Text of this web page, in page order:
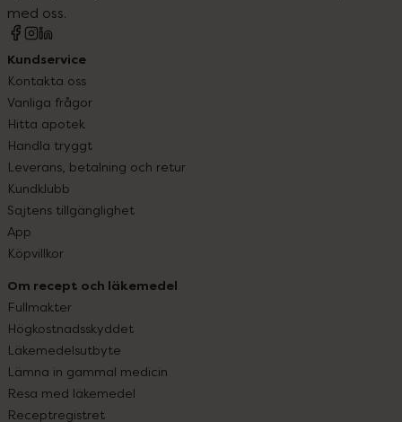
med oss.
Kundservice
Kontakta oss
Vanliga frågor
Hitta apotek
Handla tryggt
Leverans, betalning och retur
Kundklubb
Sajtens tillgänglighet
App
Köpvillkor
Om recept och läkemedel
Fullmakter
Högkostnadsskyddet
Läkemedelsutbyte
Lämna in gammal medicin
Resa med läkemedel
Receptregistret